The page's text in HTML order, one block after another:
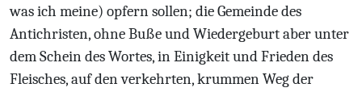
was ich meine) opfern sollen; die Gemeinde des
Antichristen, ohne Buße und Wiedergeburt aber unter
dem Schein des Wortes, in Einigkeit und Frieden des
Fleisches, auf den verkehrten, krummen Weg der